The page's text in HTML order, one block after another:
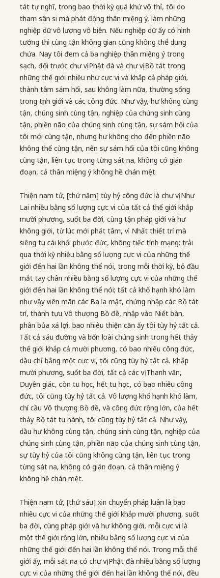
tát tự nghĩ, trong bao thời kỳ quá khứ vô thỉ, tôi do
tham sân si mà phát động thân miệng ý, làm những
nghiệp dữ vô lượng vô biên. Nếu nghiệp dữ ấy có hình
tướng thì cùng tận không gian cũng không thể dung
chứa. Nay tôi đem cả ba nghiệp thân miệng ý trong
sạch, đối trước chư vị Phật đà và chư vị Bồ tát trong
những thế giới nhiều như cực vi và khắp cả pháp giới,
thành tâm sám hối, sau không làm nữa, thường sống
trong tịnh giới và các công đức. Như vậy, hư không cùng
tận, chúng sinh cùng tận, nghiệp của chúng sinh cùng
tận, phiền não của chúng sinh cùng tận, sự sám hối của
tôi mới cùng tận, nhưng hư không cho đến phiền não
không thể cùng tận, nên sự sám hối của tôi cũng không
cùng tận, liên tục trong từng sát na, không có gián
đoạn, cả thân miệng ý không hề chán mệt.
Thiện nam tử, [thứ năm] tùy hỷ công đức là chư vị Như
Lai nhiều bằng số lượng cực vi của tất cả thế giới khắp
mười phương, suốt ba đời, cùng tận pháp giới và hư
không giới, từ lúc mới phát tâm, vì Nhất thiết trí mà
siêng tu cái khối phước đức, không tiếc tính mạng; trải
qua thời kỳ nhiều bằng số lượng cực vi của những thế
giới đến hai lần không thể nói, trong mỗi thời kỳ, bỏ đầu
mắt tay chân nhiều bằng số lượng cực vi của những thế
giới đến hai lần không thể nói; tất cả khổ hạnh khó làm
như vậy viên mãn các Ba la mật, chứng nhập các Bồ tát
trí, thành tựu Vô thượng Bồ đề, nhập vào Niết bàn,
phân bủa xá lợi, bao nhiêu thiện căn ấy tôi tùy hỷ tất cả.
Tất cả sáu đường và bốn loài chúng sinh trong hết thảy
thế giới khắp cả mười phương, có bao nhiêu công đức,
dầu chỉ bằng một cực vi, tôi cũng tùy hỷ tất cả. Khắp
mười phương, suốt ba đời, tất cả các vị Thanh văn,
Duyên giác, còn tu học, hết tu học, có bao nhiêu công
đức, tôi cũng tùy hỷ tất cả. Vô lượng khổ hạnh khó làm,
chí cầu Vô thượng Bồ đề, và công đức rộng lớn, của hết
thảy Bồ tát tu hành, tôi cũng tùy hỷ tất cả. Như vậy,
dầu hư không cùng tận, chúng sinh cùng tận, nghiệp của
chúng sinh cùng tận, phiền não của chúng sinh cùng tận,
sự tùy hỷ của tôi cũng không cùng tận, liên tục trong
từng sát na, không có gián đoạn, cả thân miệng ý
không hề chán mệt.
Thiện nam tử, [thứ sáu] xin chuyển pháp luân là bao
nhiêu cực vi của những thế giới khắp mười phương, suốt
ba đời, cùng pháp giới và hư không giới, mỗi cực vi là
một thế giới rộng lớn, nhiều bằng số lượng cực vi của
những thế giới đến hai lần không thể nói. Trong mỗi thế
giới ấy, mỗi sát na có chư vị Phật đà nhiều bằng số lượng
cực vi của những thế giới đến hai lần không thể nói, đều